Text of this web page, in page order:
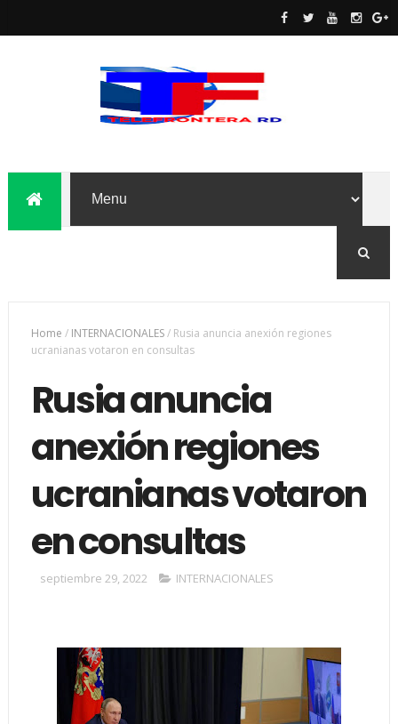
Home / INTERNACIONALES/ Rusia anuncia anexión regiones
ucranianas votaron en consultas
Rusia anuncia
anexión regiones
ucranianas votaron
en consultas
septiembre 29, 2022 INTERNACIONALES